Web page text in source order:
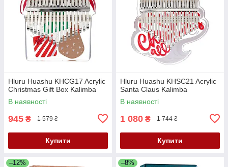
Hluru Huashu KHCG17 Acrylic
Christmas Gift Box Kalimba
В наявності
945 ₴ 1 579 ₴
Купити
Hluru Huashu KHSC21 Acrylic
Santa Claus Kalimba
В наявності
1 080 ₴ 1 744 ₴
Купити
–12% –8%